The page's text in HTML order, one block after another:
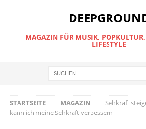
MAGAZIN FÜR MUSIK,
LIFESTYLE
STARTSEITE MAGAZIN
Sehkraft
kann ich meine Sehkraft verbessern